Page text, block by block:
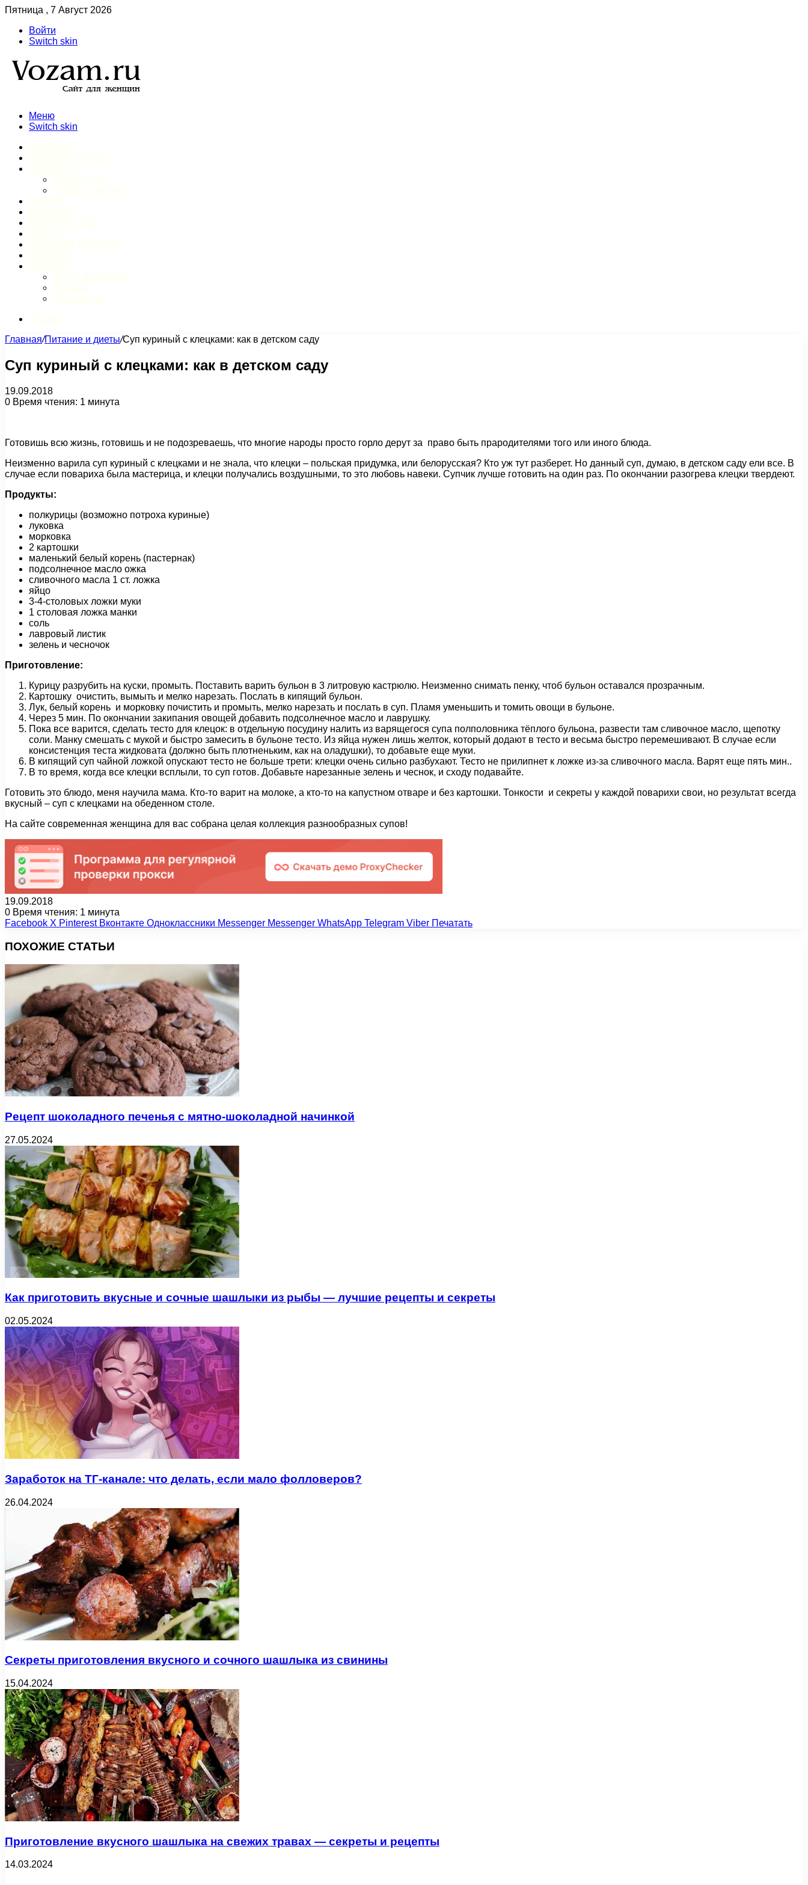
Пятница , 7 Август 2026
Войти
Switch skin
Меню
Switch skin
Главная/Питание и диеты/Суп куриный с клецками: как в детском саду
Суп куриный с клецками: как в детском саду
19.09.2018
0 Время чтения: 1 минута
Готовишь всю жизнь, готовишь и не подозреваешь, что многие народы просто горло дерут за право быть прародителями того или иного блюда.
Неизменно варила суп куриный с клецками и не знала, что клецки – польская придумка, или белорусская? Кто уж тут разберет. Но данный суп, думаю, в детском саду ели все. В
случае если повариха была мастерица, и клецки получались воздушными, то это любовь навеки. Супчик лучше готовить на один раз. По окончании разогрева клецки твердеют.
Продукты:
полкурицы (возможно потроха куриные)
луковка
морковка
2 картошки
маленький белый корень (пастернак)
подсолнечное масло ожка
сливочного масла 1 ст. ложка
яйцо
3-4-столовых ложки муки
1 столовая ложка манки
соль
лавровый листик
зелень и чесночок
Приготовление:
Курицу разрубить на куски, промыть. Поставить варить бульон в 3 литровую кастрюлю. Неизменно снимать пенку, чтоб бульон оставался прозрачным.
Картошку очистить, вымыть и мелко нарезать. Послать в кипящий бульон.
Лук, белый корень и морковку почистить и промыть, мелко нарезать и послать в суп. Пламя уменьшить и томить овощи в бульоне.
Через 5 мин. По окончании закипания овощей добавить подсолнечное масло и лаврушку.
Пока все варится, сделать тесто для клецок: в отдельную посудину налить из варящегося супа полполовника тёплого бульона, развести там сливочное масло, щепотку
соли. Манку смешать с мукой и быстро замесить в бульоне тесто. Из яйца нужен лишь желток, который додают в тесто и весьма быстро перемешивают. В случае если
консистенция теста жидковата (должно быть плотненьким, как на оладушки), то добавьте еще муки.
В кипящий суп чайной ложкой опускают тесто не больше трети: клецки очень сильно разбухают. Тесто не прилипнет к ложке из-за сливочного масла. Варят еще пять мин..
В то время, когда все клецки всплыли, то суп готов. Добавьте нарезанные зелень и чеснок, и сходу подавайте.
Готовить это блюдо, меня научила мама. Кто-то варит на молоке, а кто-то на капустном отваре и без картошки. Тонкости и секреты у каждой поварихи свои, но результат всегда
вкусный – суп с клецками на обеденном столе.
На сайте современная женщина для вас собрана целая коллекция разнообразных супов!
19.09.2018
0 Время чтения: 1 минута
Facebook X Pinterest Вконтакте Одноклассники Messenger Messenger WhatsApp Telegram Viber Печатать
ПОХОЖИЕ СТАТЬИ
Рецепт шоколадного печенья с мятно-шоколадной начинкой
27.05.2024
Как приготовить вкусные и сочные шашлыки из рыбы — лучшие рецепты и секреты
02.05.2024
Заработок на ТГ-канале: что делать, если мало фолловеров?
26.04.2024
Секреты приготовления вкусного и сочного шашлыка из свинины
15.04.2024
Приготовление вкусного шашлыка на свежих травах — секреты и рецепты
14.03.2024